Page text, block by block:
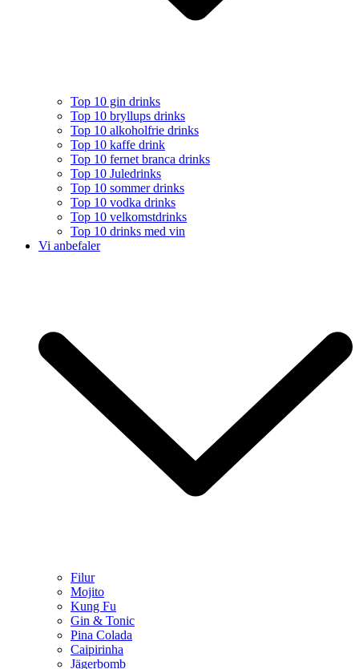
Top 10 gin drinks
Top 10 bryllups drinks
Top 10 alkoholfrie drinks
Top 10 kaffe drink
Top 10 fernet branca drinks
Top 10 Juledrinks
Top 10 sommer drinks
Top 10 vodka drinks
Top 10 velkomstdrinks
Top 10 drinks med vin
Vi anbefaler
Filur
Mojito
Kung Fu
Gin & Tonic
Pina Colada
Caipirinha
Jägerbomb